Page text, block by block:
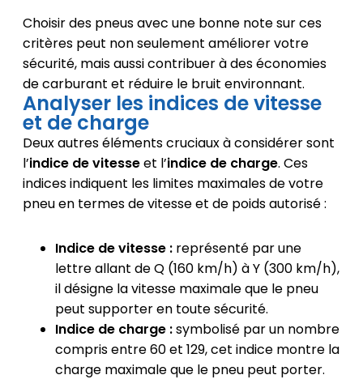
Choisir des pneus avec une bonne note sur ces
critères peut non seulement améliorer votre
sécurité, mais aussi contribuer à des économies
de carburant et réduire le bruit environnant.
Analyser les indices de vitesse
et de charge
Deux autres éléments cruciaux à considérer sont
l’indice de vitesseet l’indice de charge. Ces
indices indiquent les limites maximales de votre
pneu en termes de vitesse et de poids autorisé :
Indice de vitesse :représenté par une
lettre allant de Q (160 km/h) à Y (300 km/h),
il désigne la vitesse maximale que le pneu
peut supporter en toute sécurité.
Indice de charge :symbolisé par un nombre
compris entre 60 et 129, cet indice montre la
charge maximale que le pneu peut porter.